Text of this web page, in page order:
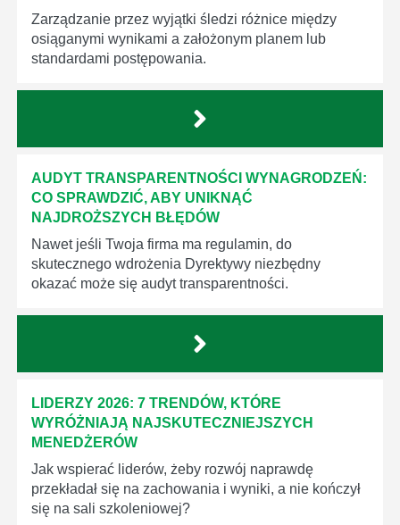
Zarządzanie przez wyjątki śledzi różnice między
osiąganymi wynikami a założonym planem lub
standardami postępowania.
AUDYT TRANSPARENTNOŚCI WYNAGRODZEŃ:
CO SPRAWDZIĆ, ABY UNIKNĄĆ
NAJDROŻSZYCH BŁĘDÓW
Nawet jeśli Twoja firma ma regulamin, do
skutecznego wdrożenia Dyrektywy niezbędny
okazać może się audyt transparentności.
LIDERZY 2026: 7 TRENDÓW, KTÓRE
WYRÓŻNIAJĄ NAJSKUTECZNIEJSZYCH
MENEDŻERÓW
Jak wspierać liderów, żeby rozwój naprawdę
przekładał się na zachowania i wyniki, a nie kończył
się na sali szkoleniowej?